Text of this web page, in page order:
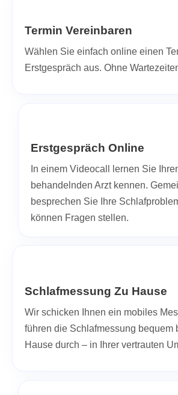
Termin Vereinbaren
Wählen Sie einfach online einen
Erstgespräch aus. Ohne
Erstgespräch Online
In einem Videocall lernen Sie
behandelnden Arzt kennen.
besprechen Sie Ihre
können Fragen stellen.
Schlafmessung Zu Hause
Wir schicken Ihnen ein mobiles
führen die Schlafmessung bequem
Hause durch – in Ihrer vertrauten